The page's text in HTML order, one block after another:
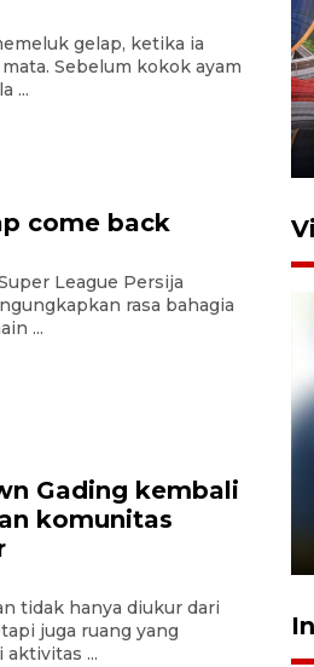
gelap, ketika ia
Sebelum kokok ayam
...
come back
League Persija
rasa bahagia
...
Gading kembali
komunitas
tidak hanya diukur dari
juga ruang yang
...
tinjau
sebidang di
Filaha Farm setia
tahan?